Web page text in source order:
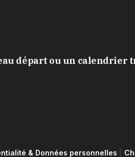
départ ou un
& Données personnelles